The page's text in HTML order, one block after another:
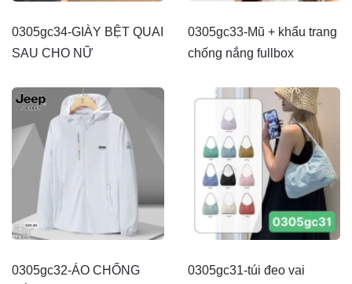
0305gc34-GIÀY BỆT QUAI
SAU CHO NỮ
0305gc33-Mũ + khẩu trang
chống nắng fullbox
0305gc32-ÁO CHỐNG
0305gc31-túi đeo vai